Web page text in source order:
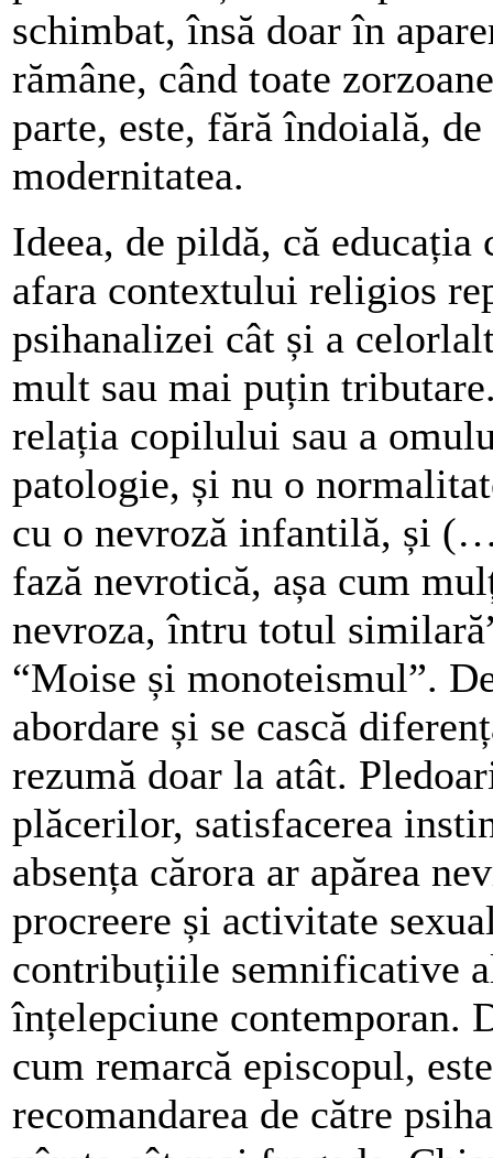
schimbat, însă doar în
rămâne, când toate
parte, este, fără îndoială,
modernitatea.
Ideea, de pildă, că
afara contextului religios
psihanalizei cât și a
mult sau mai puțin
relația copilului sau a
patologie, și nu o
cu o nevroză infantilă, și
fază nevrotică, așa cum
nevroza, întru totul
“Moise și monoteismul”.
abordare și se cască
rezumă doar la atât.
plăcerilor, satisfacerea
absența cărora ar apărea
procreere și activitate
contribuțiile semnificative
înțelepciune contemporan.
cum remarcă episcopul,
recomandarea de către